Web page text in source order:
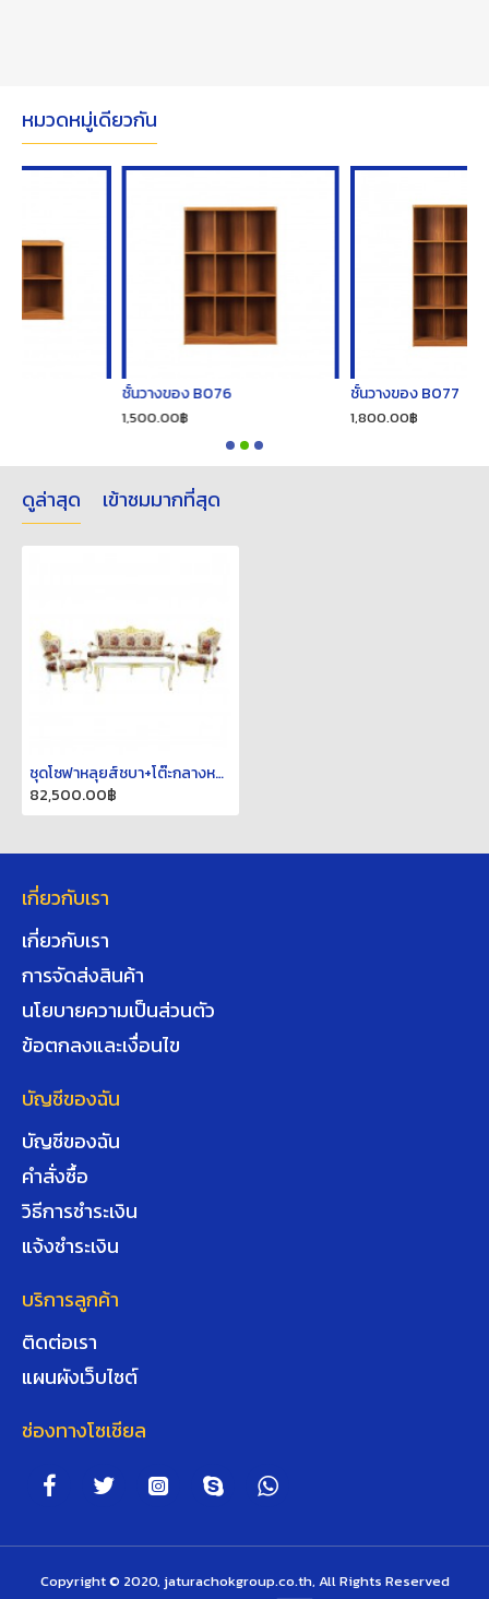
หมวดหมู่เดียวกัน
ชั้นวางของ B076 ชั้นวางของ B077
ดูล่าสุด เข้าชมมากที่สุด
ชุดโซฟาหลุยส์ชบา+โต๊ะกลางหลุยส์ชบา-สีพ่นขาวเดินทอง
82,500.00฿
เกี่ยวกับเรา
เกี่ยวกับเรา
การจัดส่งสินค้า
นโยบายความเป็นส่วนตัว
ข้อตกลงและเงื่อนไข
บัญชีของฉัน
บัญชีของฉัน
คำสั่งซื้อ
วิธีการชำระเงิน
แจ้งชำระเงิน
บริการลูกค้า
ติดต่อเรา
แผนผังเว็บไซต์
ช่องทางโซเชียล
Copyright © 2020, jaturachokgroup.co.th, All Rights Reserved